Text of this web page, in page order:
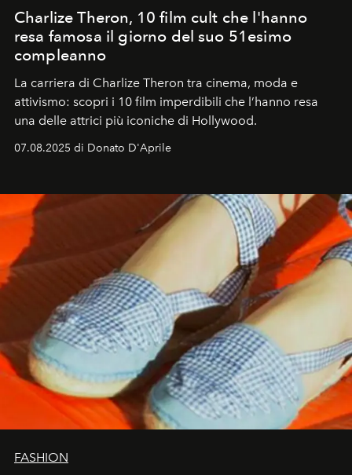
Charlize Theron, 10 film cult che l'hanno
resa famosa il giorno del suo 51esimo
compleanno
La carriera di Charlize Theron tra cinema, moda e
attivismo: scopri i 10 film imperdibili che l’hanno resa
una delle attrici più iconiche di Hollywood.
07.08.2025 di Donato D'Aprile
FASHION